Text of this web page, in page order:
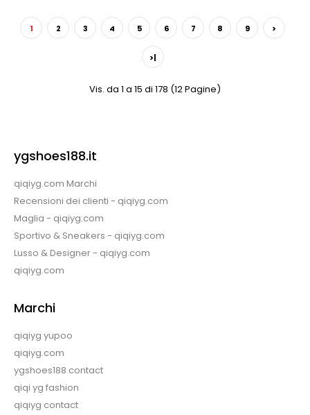
1 2 3 4 5 6 7 8 9 >
>|
Vis. da 1 a 15 di 178 (12 Pagine)
ygshoes188.it
qiqiyg.com Marchi
Recensioni dei clienti - qiqiyg.com
Maglia - qiqiyg.com
Sportivo & Sneakers - qiqiyg.com
Lusso & Designer - qiqiyg.com
qiqiyg.com
Marchi
qiqiyg yupoo
qiqiyg.com
ygshoes188 contact
qiqi yg fashion
qiqiyg contact